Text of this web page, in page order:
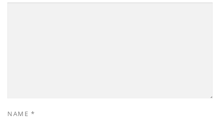
NAME *